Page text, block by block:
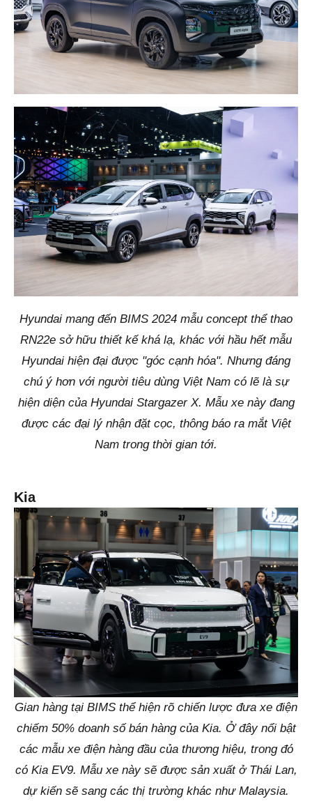
Hyundai mang đến BIMS 2024 mẫu concept thể thao
RN22e sở hữu thiết kế khá lạ, khác với hầu hết mẫu
Hyundai hiện đại được "góc cạnh hóa". Nhưng đáng
chú ý hơn với người tiêu dùng Việt Nam có lẽ là sự
hiện diện của Hyundai Stargazer X. Mẫu xe này đang
được các đại lý nhận đặt cọc, thông báo ra mắt Việt
Nam trong thời gian tới.
Kia
Gian hàng tại BIMS thể hiện rõ chiến lược đưa xe điện
chiếm 50% doanh số bán hàng của Kia. Ở đây nổi bật
các mẫu xe điện hàng đầu của thương hiệu, trong đó
có Kia EV9. Mẫu xe này sẽ được sản xuất ở Thái Lan,
dự kiến sẽ sang các thị trường khác như Malaysia.